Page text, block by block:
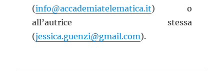
(info@accademiatelematica.it) o
all’autrice stessa
(jessica.guenzi@gmail.com).